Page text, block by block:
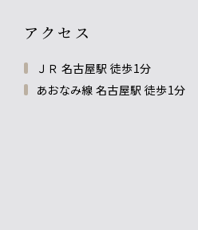
アクセス
ＪＲ 名古屋駅 徒歩1分
あおなみ線 名古屋駅 徒歩1分